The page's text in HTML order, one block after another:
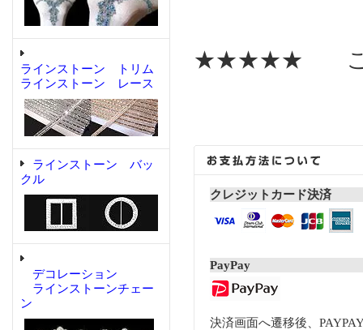
ラインストーン トリム
ラインストーン レース
ラインストーン バッ
クル
デコレーション
ラインストーンチェー
ン
★★★★★ こ
クレジットカード決済
PayPay
決済画面へ遷移後、